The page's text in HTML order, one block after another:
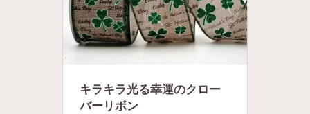
キラキラ光る幸運のクロー
バーリボン